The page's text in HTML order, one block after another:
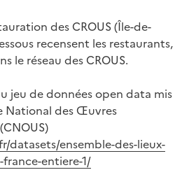
des CROUS (Île-de-
recensent les restaurants,
le réseau des CROUS.
jeu de données open data mis
National des Œuvres
datasets/ensemble-des-lieux-
entiere-1/